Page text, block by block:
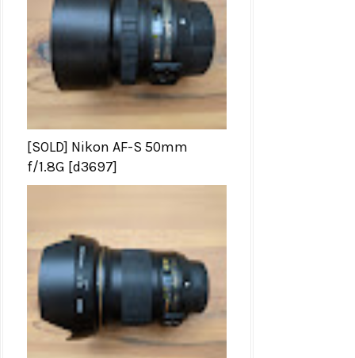
[SOLD] Nikon AF-S 50mm
f/1.8G [d3697]